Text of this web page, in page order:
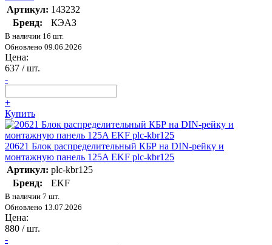
Артикул: 143232
Бренд:
КЭАЗ
В наличии 16 шт.
Обновлено 09.06.2026
Цена:
637 / шт.
-
+
Купить
20621 Блок распределительный КБР на DIN-рейку и
монтажную панель 125A EKF plc-kbr125
Артикул: plc-kbr125
Бренд:
EKF
В наличии 7 шт.
Обновлено 13.07.2026
Цена:
880 / шт.
-